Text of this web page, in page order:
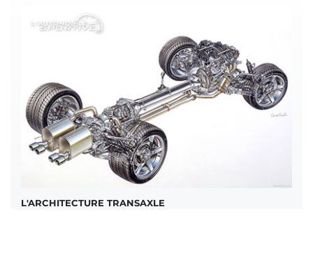
L'ARCHITECTURE TRANSAXLE